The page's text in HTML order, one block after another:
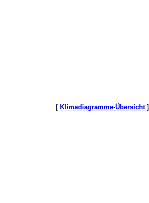
[ Klimadiagramme-Übersicht]